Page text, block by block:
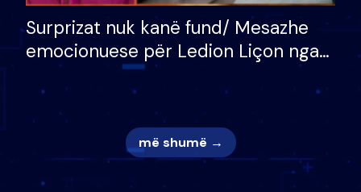
Surprizat nuk kanë fund/ Mesazhe
emocionuese për Ledion Liçon nga
nëna dhe fëmijët e tij, moderatori
nuk i mban dot lotët: Nuk meritoj…
më shumë →